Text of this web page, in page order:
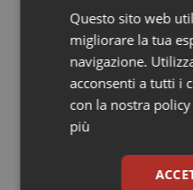
Salute orale &
Sangue &
Tiroide
Tumore al seno
Potrebbe
Cronache
Caldo,
Questo sito web
migliorare la tua
navigazione.
acconsenti a tutti i
con la nostra
più